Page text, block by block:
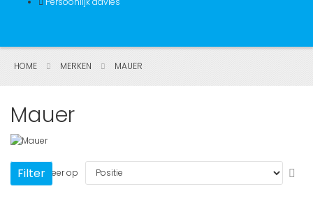
HOME MERKEN MAUER
Mauer
FilterSorteer op